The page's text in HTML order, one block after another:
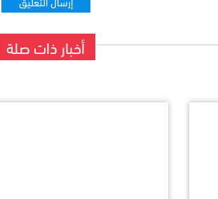
أخبار ذات صلة